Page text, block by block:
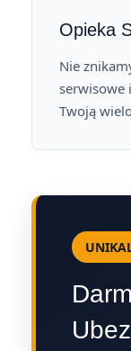
Opieka
Nie
serwisowe
Twoją